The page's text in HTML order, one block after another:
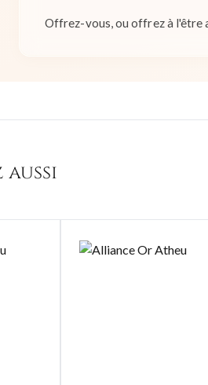
Offrez-vous, ou offrez à l'être
aussi